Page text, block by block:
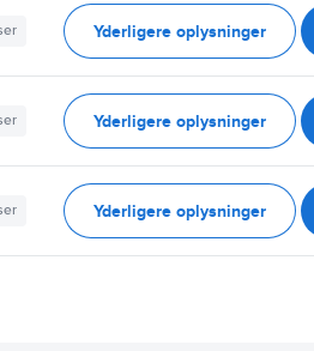
Yderligere oplysninger
Yderligere oplysninger
Yderligere oplysninger